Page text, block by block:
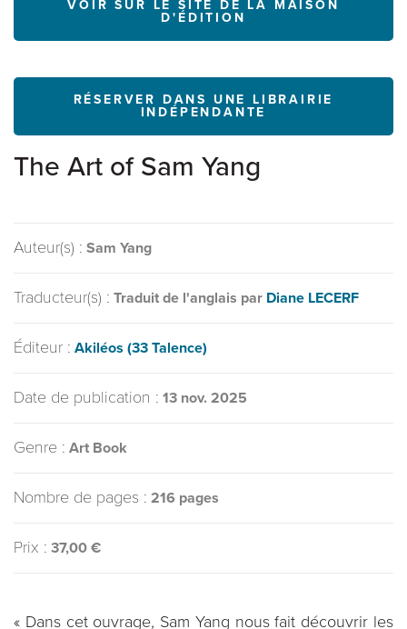
VOIR SUR LE SITE DE LA MAISON
D'ÉDITION
RÉSERVER DANS UNE LIBRAIRIE
INDÉPENDANTE
The Art of Sam Yang
Auteur(s) : Sam Yang
Traducteur(s) : Traduit de l'anglais par Diane LECERF
Éditeur : Akiléos (33 Talence)
Date de publication : 13 nov. 2025
Genre : Art Book
Nombre de pages : 216 pages
Prix : 37,00 €
« Dans cet ouvrage, Sam Yang nous fait découvrir les